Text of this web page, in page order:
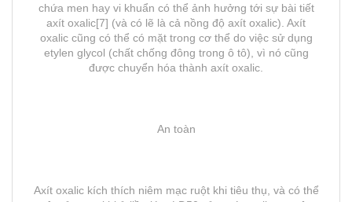
chứa men hay vi khuẩn có thể ảnh hưởng tới sự bài tiết
axít oxalic[7] (và có lẽ là cả nồng độ axít oxalic). Axít
oxalic cũng có thể có mặt trong cơ thể do việc sử dụng
etylen glycol (chất chống đông trong ô tô), vì nó cũng
được chuyển hóa thành axít oxalic.
An toàn
Axít oxalic kích thích niêm mạc ruột khi tiêu thụ, và có thể